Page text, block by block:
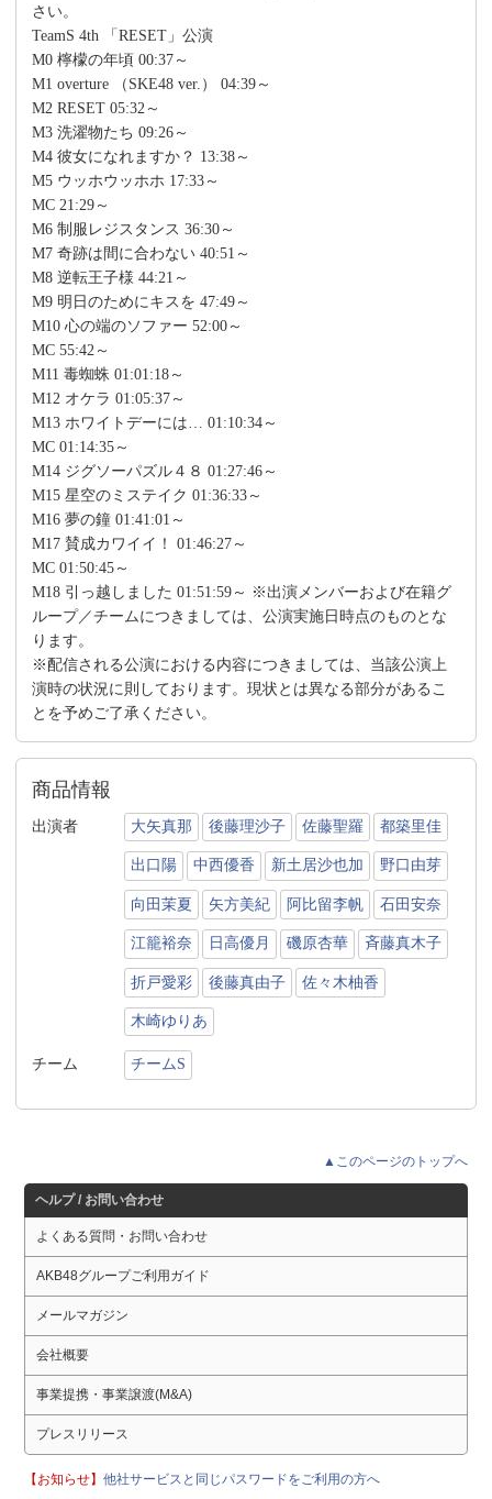
さい。
TeamS 4th 「RESET」公演
M0 檸檬の年頃 00:37～
M1 overture （SKE48 ver.） 04:39～
M2 RESET 05:32～
M3 洗濯物たち 09:26～
M4 彼女になれますか？ 13:38～
M5 ウッホウッホホ 17:33～
MC 21:29～
M6 制服レジスタンス 36:30～
M7 奇跡は間に合わない 40:51～
M8 逆転王子様 44:21～
M9 明日のためにキスを 47:49～
M10 心の端のソファー 52:00～
MC 55:42～
M11 毒蜘蛛 01:01:18～
M12 オケラ 01:05:37～
M13 ホワイトデーには… 01:10:34～
MC 01:14:35～
M14 ジグソーパズル４８ 01:27:46～
M15 星空のミステイク 01:36:33～
M16 夢の鐘 01:41:01～
M17 賛成カワイイ！ 01:46:27～
MC 01:50:45～
M18 引っ越しました 01:51:59～ ※出演メンバーおよび在籍グ
ループ／チームにつきましては、公演実施日時点のものとな
ります。
※配信される公演における内容につきましては、当該公演上
演時の状況に則しております。現状とは異なる部分があるこ
とを予めご了承ください。
商品情報
出演者 大矢真那 後藤理沙子 佐藤聖羅 都築里佳
出口陽 中西優香 新土居沙也加 野口由芽
向田茉夏 矢方美紀 阿比留李帆 石田安奈
江籠裕奈 日高優月 磯原杏華 斉藤真木子
折戸愛彩 後藤真由子 佐々木柚香
木崎ゆりあ
チーム チームS
▲このページのトップへ
ヘルプ / お問い合わせ
よくある質問・お問い合わせ
AKB48グループご利用ガイド
メールマガジン
会社概要
事業提携・事業譲渡(M&A)
プレスリリース
【お知らせ】他社サービスと同じパスワードをご利用の方へ